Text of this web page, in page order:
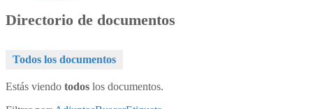
Directorio de documentos
Todos los documentos
Estás viendo todos los documentos.